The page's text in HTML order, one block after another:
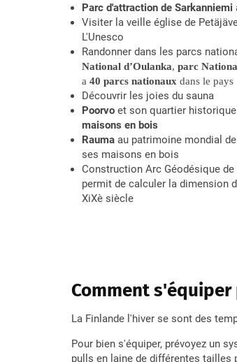
Parc d'attraction de Sarkanniemi
Visiter la veille église de
L'Unesco
Randonner dans les parcs
National d’Oulanka, parc
a 40 parcs nationaux dans le pays
Découvrir les joies du sauna
Poorvo et son quartier
maisons en bois
Rauma au patrimoine mondial
ses maisons en bois
Construction Arc Géodésique de
permit de calculer la dimension
XiXè siècle
Comment
La Finlande l'hiver se sont des
Pour bien s'équiper, prévoyez un
pulls en laine de différentes tailles